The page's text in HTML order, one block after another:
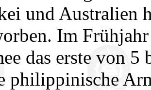
und Australien
Im
das erste von 5
philippinische